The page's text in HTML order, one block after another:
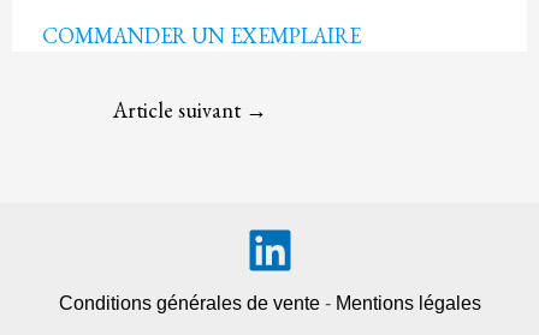
COMMANDER UN EXEMPLAIRE
Article suivant →
Conditions générales de vente- Mentions légales